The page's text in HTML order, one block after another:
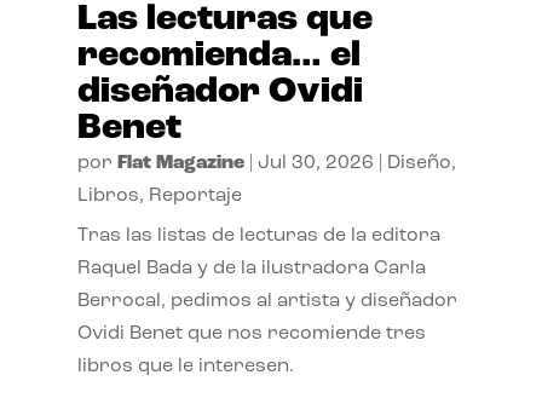
Las lecturas que
recomienda… el
diseñador Ovidi
Benet
por Flat Magazine| Jul 30, 2026 Diseño,
Libros, Reportaje
Tras las listas de lecturas de la editora
Raquel Bada y de la ilustradora Carla
Berrocal, pedimos al artista y diseñador
Ovidi Benet que nos recomiende tres
libros que le interesen.